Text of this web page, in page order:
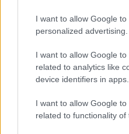
I want to allow Google to
personalized advertising.
I want to allow Google
related to analytics like
device identifiers in apps.
I want to allow Google
related to functionality of
Chicagói krónika
szinhazhu•2005. április 26.
Pár héttel ezelõtt kissé
témájú darab
amelyben a fõszerepet a
Malkovich játssza.